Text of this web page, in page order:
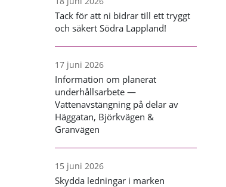
Tack för att ni bidrar till ett tryggt
och säkert Södra Lappland!
17 juni 2026
Information om planerat
underhållsarbete —
Vattenavstängning på delar av
Häggatan, Björkvägen &
Granvägen
15 juni 2026
Skydda ledningar i marken